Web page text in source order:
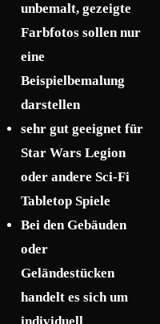
unbemalt, gezeigte
Farbfotos sollen nur
eine
Beispielbemalung
darstellen
sehr gut geeignet für
Star Wars Legion
oder andere Sci-Fi
Tabletop Spiele
Bei den Gebäuden
oder
Geländestücken
handelt es sich um